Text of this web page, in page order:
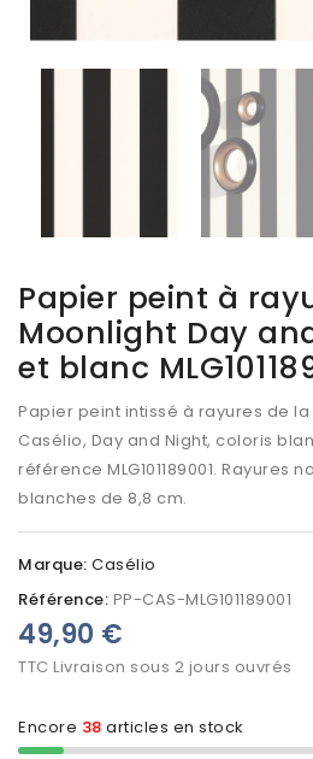
Papier peint à
Moonlight Day
et blanc
Papier peint intissé à rayures de
Casélio, Day and Night, coloris
référence MLG101189001. Rayures
blanches de 8,8 cm.
Marque: Casélio
Référence: PP-CAS-MLG101189001
Encore 38 articles en stock
49,90 €
TTC Livraison sous 2 jours ouvrés